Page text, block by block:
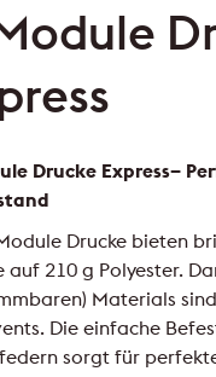
Drucke Express–
Drucke bieten
auf 210 g Polyester.
Materials
Die einfache
sorgt für